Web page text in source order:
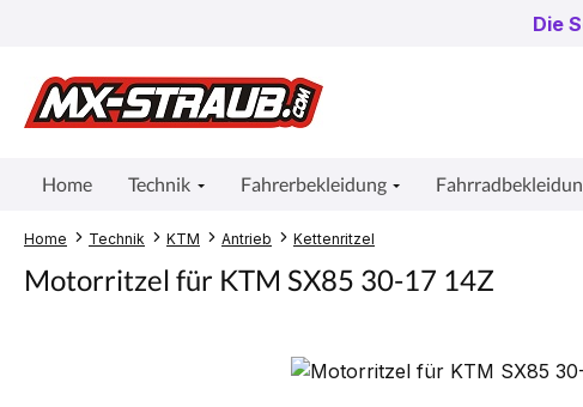
Die
Home Technik Fahrerbekleidung
Home Technik KTM Antrieb Kettenritzel
Motorritzel für KTM SX85 30-17 14Z